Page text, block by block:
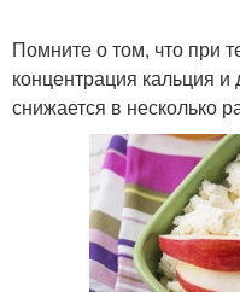
Помните о том, что при
концентрация кальция
снижается в несколько